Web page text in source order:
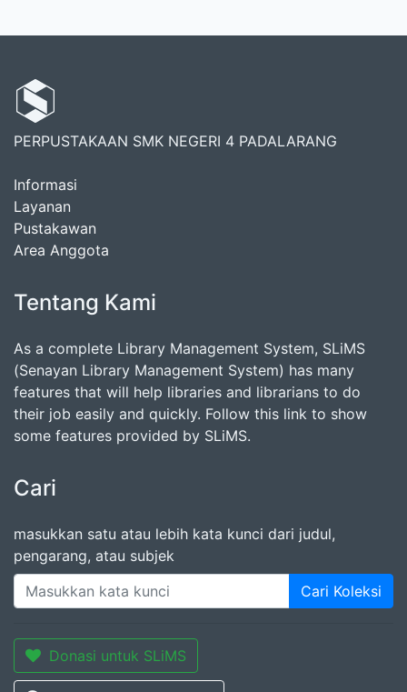
PERPUSTAKAAN SMK NEGERI 4 PADALARANG
Informasi
Layanan
Pustakawan
Area Anggota
Tentang Kami
As a complete Library Management System, SLiMS
(Senayan Library Management System) has many
features that will help libraries and librarians to do
their job easily and quickly. Follow this link to show
some features provided by SLiMS.
Cari
masukkan satu atau lebih kata kunci dari judul,
pengarang, atau subjek
Cari Koleksi
Donasi untuk SLiMS